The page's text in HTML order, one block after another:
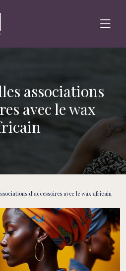
associations
avec le wax
d’accessoires avec le wax africain